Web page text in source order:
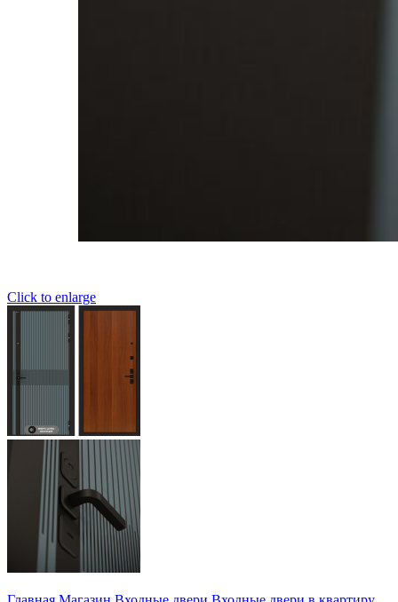
Click to enlarge